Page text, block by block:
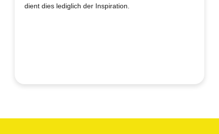
dient dies lediglich der Inspiration.